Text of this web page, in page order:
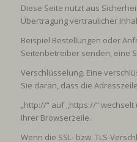
Diese Seite nutzt aus
Übertragung vertraulicher
Beispiel Bestellungen oder
Seitenbetreiber senden, eine
Verschlüsselung. Eine
Sie daran, dass die
„http://“ auf „https://“
Ihrer Browserzeile.
Wenn die SSL- bzw. TLS-